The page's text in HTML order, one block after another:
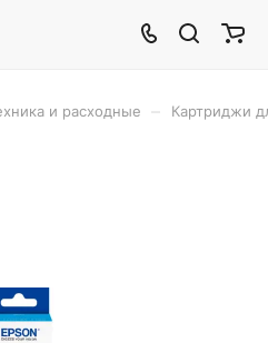
и расходные Картриджи